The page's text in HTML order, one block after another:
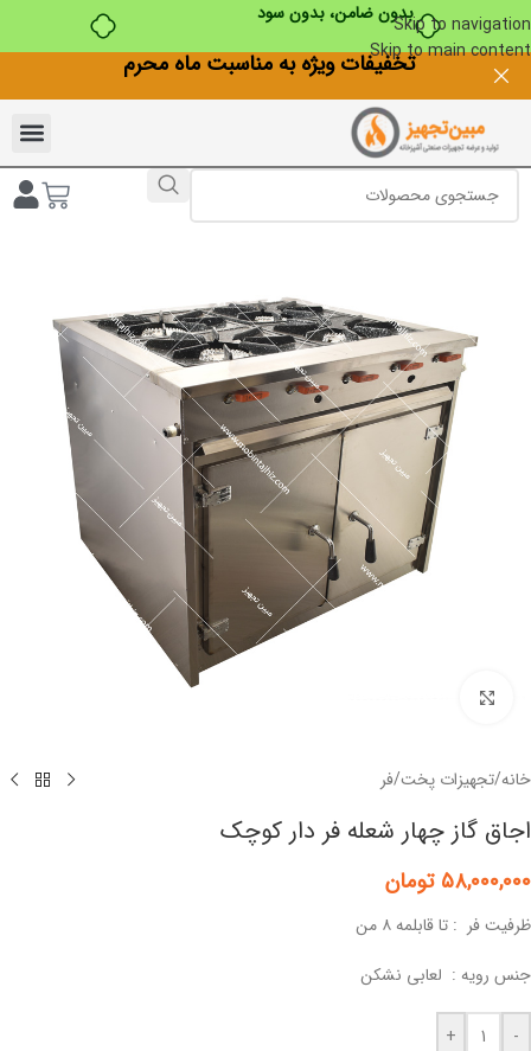
بدون ضامن، بدون سودSkip to navigation
Skip to main contentتخفیفات ویژه به مناسبت ماه محرم
خانه/تجهیزات پخت/فر
اجاق گاز چهار شعله فر دار کوچک
۵۸,۰۰۰,۰۰۰ تومان
ظرفیت فر : تا قابلمه ۸ من
جنس رویه : لعابی نشکن
-
+